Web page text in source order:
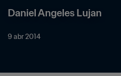
Daniel Angeles Lujan
9 abr 2014